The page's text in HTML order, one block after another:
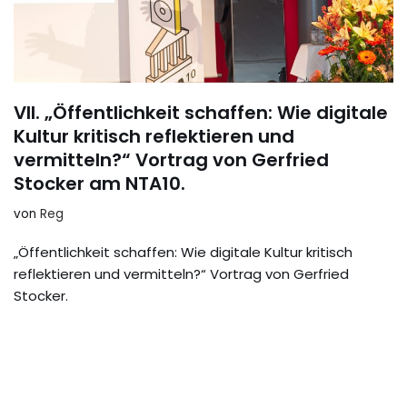
VII. „Öffentlichkeit schaffen: Wie digitale
Kultur kritisch reflektieren und
vermitteln?“ Vortrag von Gerfried
Stocker am NTA10.
von Reg
„Öffentlichkeit schaffen: Wie digitale Kultur kritisch
reflektieren und vermitteln?“ Vortrag von Gerfried
Stocker.